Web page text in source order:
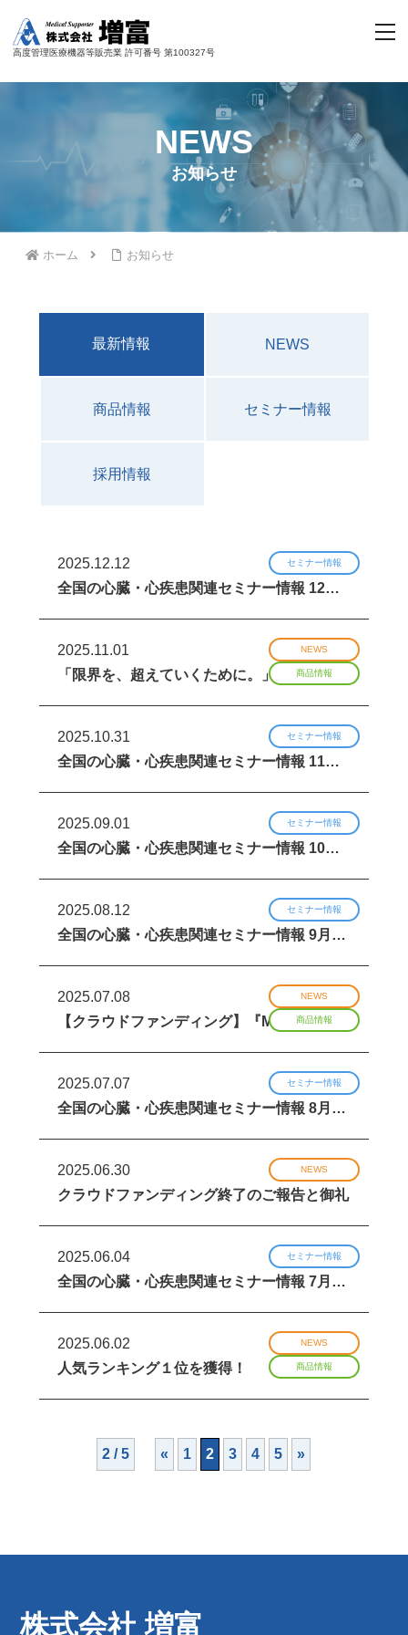
高度管理医療機器等販売業 許可番号 第100327号
NEWS
お知らせ
ホーム お知らせ
最新情報 NEWS
商品情報 セミナー情報
採用情報
2025.12.12 セミナー情報
全国の心臓・心疾患関連セミナー情報 12…
2025.11.01 NEWS
商品情報
「限界を、超えていくために。」100名限…
2025.10.31 セミナー情報
全国の心臓・心疾患関連セミナー情報 11…
2025.09.01 セミナー情報
全国の心臓・心疾患関連セミナー情報 10…
2025.08.12 セミナー情報
全国の心臓・心疾患関連セミナー情報 9月…
2025.07.08 NEWS
商品情報
【クラウドファンディング】『MIRAKI…
2025.07.07 セミナー情報
全国の心臓・心疾患関連セミナー情報 8月…
2025.06.30 NEWS
クラウドファンディング終了のご報告と御礼
2025.06.04 セミナー情報
全国の心臓・心疾患関連セミナー情報 7月…
2025.06.02 NEWS
商品情報
人気ランキング１位を獲得！
2 / 5 « 1 2 3 4 5 »
株式会社 増富